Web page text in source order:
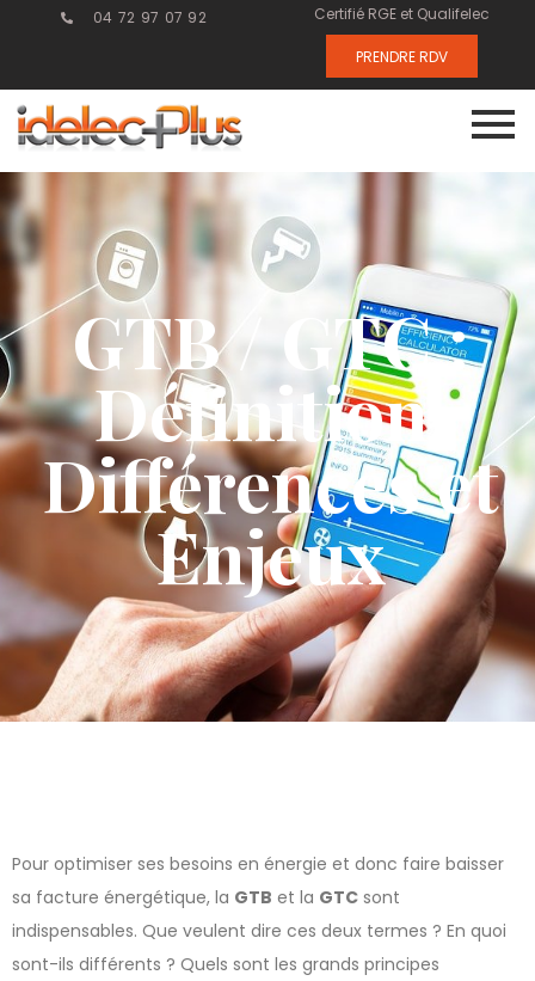
04 72 97 07 92 Certifié RGE et Qualifelec
PRENDRE RDV
GTB / GTC :
Définition,
Différences et
Enjeux
Pour optimiser ses besoins en énergie et donc faire baisser
sa facture énergétique, la GTB et la GTC sont
indispensables. Que veulent dire ces deux termes ? En quoi
sont-ils différents ? Quels sont les grands principes